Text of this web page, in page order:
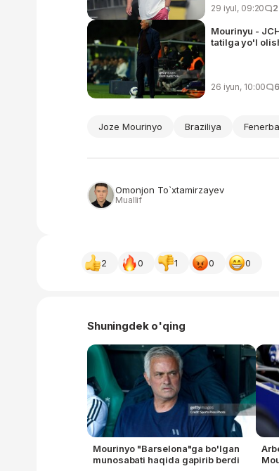
29 iyul, 09:20 2
Mourinyu -
tatilga yo'l
26 iyun, 10:00 6
Joze Mourinyo Braziliya
Omonjon To`xtamirzayev
Muallif
2 0 1 0 0
Shuningdek o'qing
Mourinyo "Barselona"ga bo'lgan
munosabati haqida gapirib berdi